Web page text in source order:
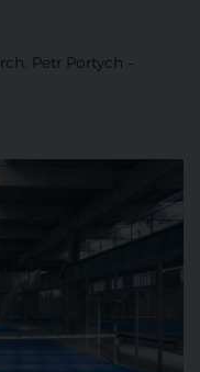
Petr Portych –